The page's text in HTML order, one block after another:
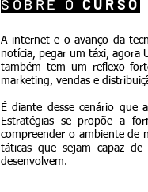
SOBRE O CURSO
A internet e o avanço da
notícia, pegar um táxi, agora
também tem um reflexo
marketing, vendas e
É diante desse cenário que
Estratégias se propõe a
compreender o ambiente de
táticas que sejam capaz
desenvolvem.